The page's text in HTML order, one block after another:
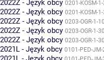
2022Z - Język obcy 0201-KOSM-
2022Z - Język obcy 0201-KOSM-
2022Z - Język obcy 0203-OGR-1-
2022Z - Język obcy 0203-OGR-1-
2022Z - Język obcy 0203-OGR-1-
2021L - Język obcy 0101-PED-